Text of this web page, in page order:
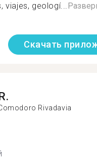
viajes, geologí...
Скачать
Rivadavia